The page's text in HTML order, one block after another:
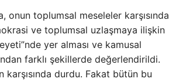
onun toplumsal meseleler karşısında
ve toplumsal uzlaşmaya ilişkin
yer alması ve kamusal
farklı şekillerde değerlendirildi.
durdu. Fakat bütün bu